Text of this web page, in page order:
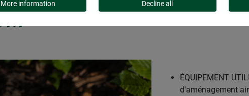
ÉQUIPEMENT
d'aménagement
More information Decline all